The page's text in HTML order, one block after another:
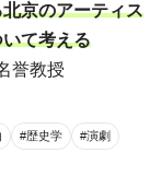
京のアーティス
て考える
誉教授
#歴史学 #演劇